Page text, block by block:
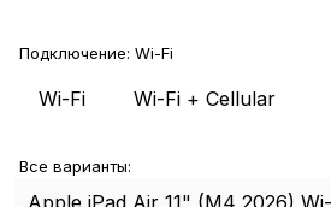
Подключение: Wi-Fi
Wi-Fi Wi-Fi + Cellular
Все варианты: